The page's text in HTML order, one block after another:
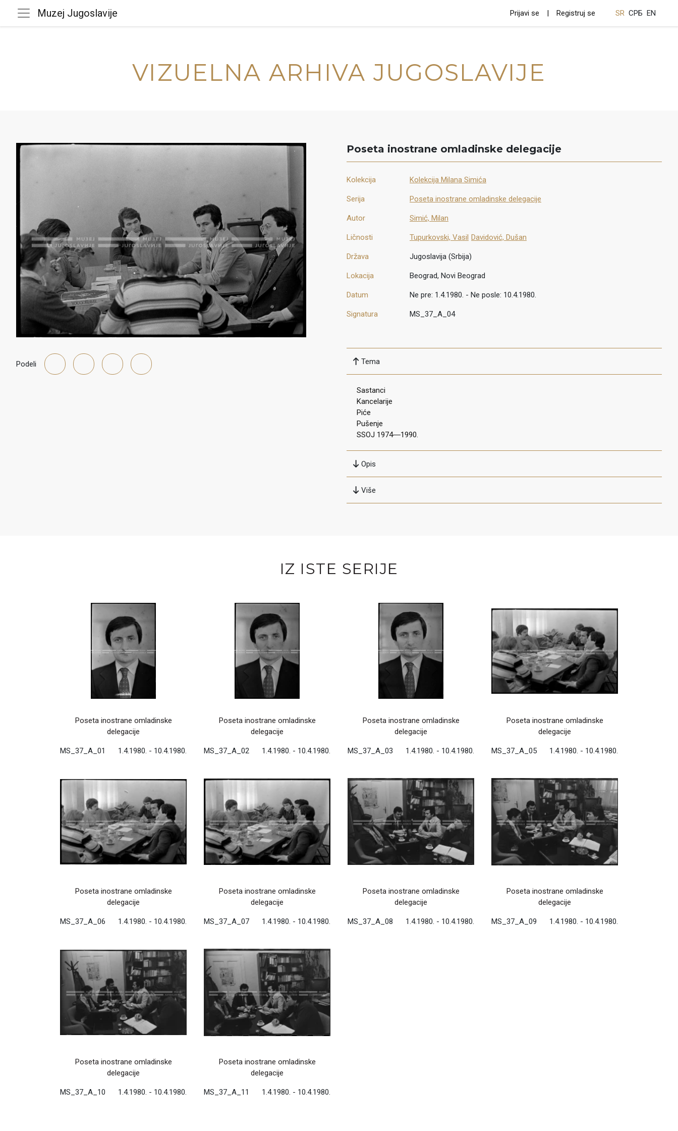
Muzej Jugoslavije Prijavi se Registruj se SR СРБ EN
VIZUELNA ARHIVA JUGOSLAVIJE
Podeli
Poseta inostrane omladinske delegacije
Kolekcija Kolekcija Milana Simića
Serija Poseta inostrane omladinske delegacije
Autor Simić, Milan
Ličnosti Tupurkovski, Vasil Davidović, Dušan
Država Jugoslavija (Srbija)
Lokacija Beograd, Novi Beograd
Datum Ne pre: 1.4.1980. - Ne posle: 10.4.1980.
Signatura MS_37_A_04
Tema
Sastanci
Kancelarije
Piće
Pušenje
SSOJ 1974―1990.
Opis
Više
IZ ISTE SERIJE
Poseta inostrane omladinske
delegacije
MS_37_A_01 1.4.1980. - 10.4.1980.
Poseta inostrane omladinske
delegacije
MS_37_A_02 1.4.1980. - 10.4.1980.
Poseta inostrane omladinske
delegacije
MS_37_A_03 1.4.1980. - 10.4.1980.
Poseta inostrane omladinske
delegacije
MS_37_A_05 1.4.1980. - 10.4.1980.
Poseta inostrane omladinske
delegacije
MS_37_A_06 1.4.1980. - 10.4.1980.
Poseta inostrane omladinske
delegacije
MS_37_A_07 1.4.1980. - 10.4.1980.
Poseta inostrane omladinske
delegacije
MS_37_A_08 1.4.1980. - 10.4.1980.
Poseta inostrane omladinske
delegacije
MS_37_A_09 1.4.1980. - 10.4.1980.
Poseta inostrane omladinske
delegacije
MS_37_A_10 1.4.1980. - 10.4.1980.
Poseta inostrane omladinske
delegacije
MS_37_A_11 1.4.1980. - 10.4.1980.